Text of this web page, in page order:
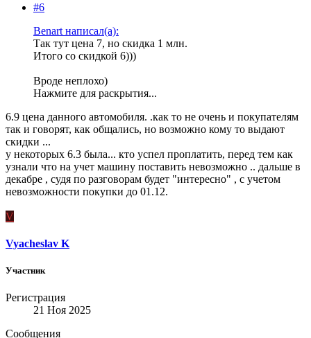
#6
Benart написал(а):
Так тут цена 7, но скидка 1 млн.
Итого со скидкой 6)))
Вроде неплохо)
Нажмите для раскрытия...
6.9 цена данного автомобиля. .как то не очень и покупателям
так и говорят, как общались, но возможно кому то выдают
скидки ...
у некоторых 6.3 была... кто успел проплатить, перед тем как
узнали что на учет машину поставить невозможно .. дальше в
декабре , судя по разговорам будет "интересно" , с учетом
невозможности покупки до 01.12.
V
Vyacheslav K
Участник
Регистрация
21 Ноя 2025
Сообщения